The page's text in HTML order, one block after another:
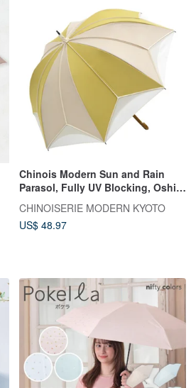
Chinois Modern Sun and Rain
Parasol, Fully UV Blocking, Oshi
Long Sun and Rain Parasol
CHINOISERIE MODERN KYOTO
US$ 48.97